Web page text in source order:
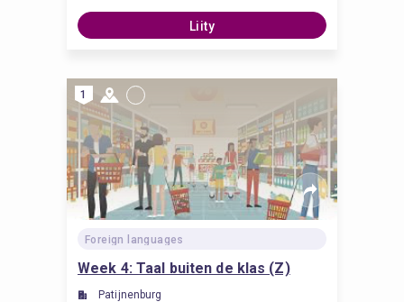
Liity
1
Foreign languages
Week 4: Taal buiten de klas (Z)
Patijnenburg